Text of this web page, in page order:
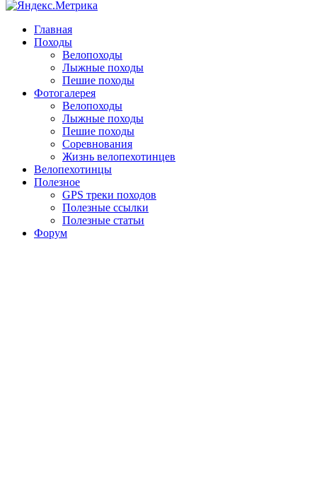
Главная
Походы
Велопоходы
Лыжные походы
Пешие походы
Фотогалерея
Велопоходы
Лыжные походы
Пешие походы
Соревнования
Жизнь велопехотинцев
Велопехотинцы
Полезное
GPS треки походов
Полезные ссылки
Полезные статьи
Форум